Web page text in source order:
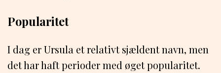
Popularitet
I dag er Ursula et relativt sjældent navn, men
det har haft perioder med øget popularitet.